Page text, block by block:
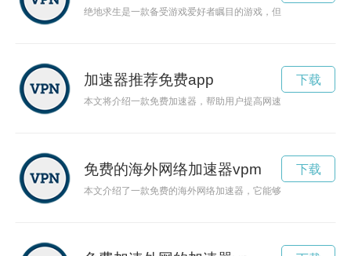
绝地求生是一款备受游戏爱好者瞩目的游戏，但是游戏卡顿和
加速器推荐免费app
本文将介绍一款免费加速器，帮助用户提高网速，畅享无限流
下载
免费的海外网络加速器vpm
本文介绍了一款免费的海外网络加速器，它能够帮助用户快速
下载